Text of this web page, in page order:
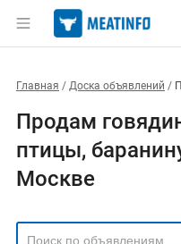
Главная Доска объявлений
Продам
птицы,
Москве